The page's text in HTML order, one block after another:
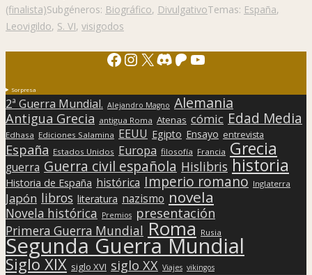
(finalista)Subgéneros: Biográfico, DivulgativoTemas: España,
Leovigildo, S. VI, visigodos
Facebook
Instagram
X Discord
Patreon
YouTube
Sorpresa
2ª Guerra Mundial. Alejandro Magno Alemania
Antigua Grecia antigua Roma Atenas cómic Edad Media
Edhasa Ediciones Salamina EEUU Egipto Ensayo entrevista
España Estados Unidos Europa filosofía Francia Grecia
guerra Guerra civil española Hislibris historia
Historia de España histórica Imperio romano Inglaterra
Japón libros literatura nazismo novela
Novela histórica Premios presentación
Primera Guerra Mundial Roma Rusia
Segunda Guerra Mundial
Siglo XIX siglo XVI siglo XX Viajes vikingos